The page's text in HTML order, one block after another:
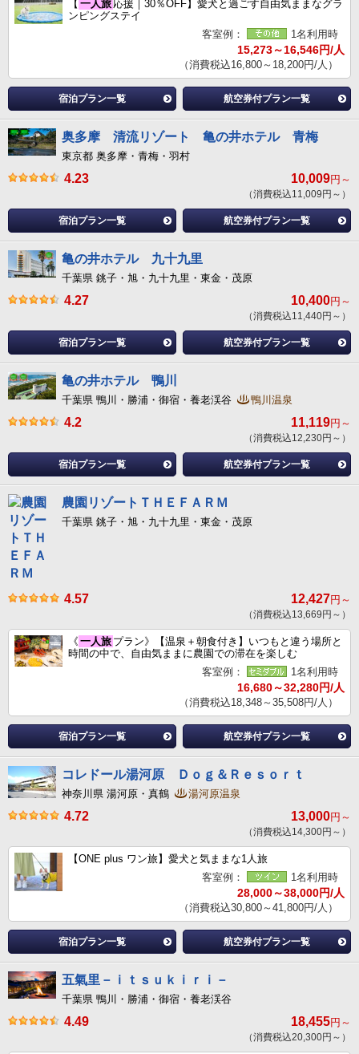
【 一人旅 応援｜30％OFF】愛犬と過ごす自由気ままなグラ
ンピングステイ
客室例：
1名利用時
15,273～16,546円/人
（消費税込16,800～18,200円/人）
宿泊プラン一覧 航空券付プラン一覧
奥多摩 清流リゾート 亀の井ホテル 青梅
東京都 奥多摩・青梅・羽村
4.23 10,009円～
（消費税込11,009円～）
宿泊プラン一覧 航空券付プラン一覧
亀の井ホテル 九十九里
千葉県 銚子・旭・九十九里・東金・茂原
4.27 10,400円～
（消費税込11,440円～）
宿泊プラン一覧 航空券付プラン一覧
亀の井ホテル 鴨川
千葉県 鴨川・勝浦・御宿・養老渓谷 鴨川温泉
4.2 11,119円～
（消費税込12,230円～）
宿泊プラン一覧 航空券付プラン一覧
農園リゾートＴＨＥＦＡＲＭ
千葉県 銚子・旭・九十九里・東金・茂原
4.57 12,427円～
（消費税込13,669円～）
《 一人旅 プラン》【温泉＋朝食付き】いつもと違う場所と
時間の中で、自由気ままに農園での滞在を楽しむ
客室例：
1名利用時
16,680～32,280円/人
（消費税込18,348～35,508円/人）
宿泊プラン一覧 航空券付プラン一覧
コレドール湯河原 Ｄｏｇ＆Ｒｅｓｏｒｔ
神奈川県 湯河原・真鶴 湯河原温泉
4.72 13,000円～
（消費税込14,300円～）
【ONE plus ワン旅】愛犬と気ままな1人旅
客室例：
1名利用時
28,000～38,000円/人
（消費税込30,800～41,800円/人）
宿泊プラン一覧 航空券付プラン一覧
五氣里－ｉｔｓｕｋｉｒｉ－
千葉県 鴨川・勝浦・御宿・養老渓谷
4.49 18,455円～
（消費税込20,300円～）